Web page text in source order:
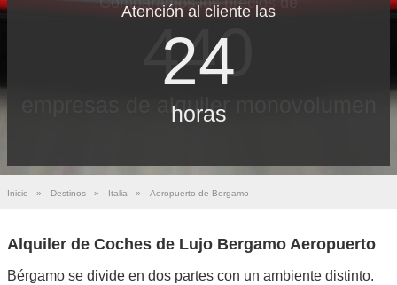
Atención al cliente las
24
horas
Inicio » Destinos » Italia » Aeropuerto de Bergamo
Alquiler de Coches de Lujo Bergamo Aeropuerto
Bérgamo se divide en dos partes con un ambiente distinto.